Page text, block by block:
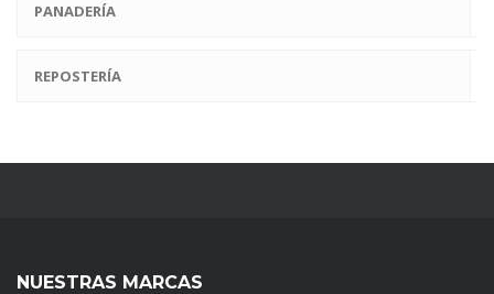
PANADERÍA
REPOSTERÍA
NUESTRAS MARCAS